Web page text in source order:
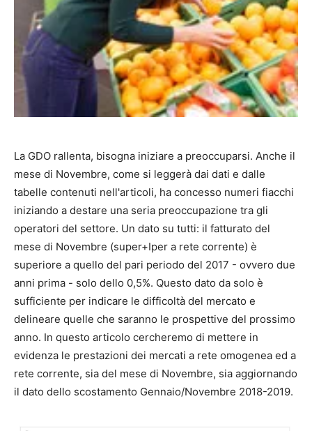
La GDO rallenta, bisogna iniziare a preoccuparsi. Anche il
mese di Novembre, come si leggerà dai dati e dalle
tabelle contenuti nell'articoli, ha concesso numeri fiacchi
iniziando a destare una seria preoccupazione tra gli
operatori del settore. Un dato su tutti: il fatturato del
mese di Novembre (super+Iper a rete corrente) è
superiore a quello del pari periodo del 2017 - ovvero due
anni prima - solo dello 0,5%. Questo dato da solo è
sufficiente per indicare le difficoltà del mercato e
delineare quelle che saranno le prospettive del prossimo
anno. In questo articolo cercheremo di mettere in
evidenza le prestazioni dei mercati a rete omogenea ed a
rete corrente, sia del mese di Novembre, sia aggiornando
il dato dello scostamento Gennaio/Novembre 2018-2019.